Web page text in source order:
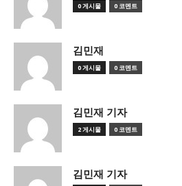
0 게시물 0 코멘트
김민재
0 게시물 0 코멘트
김민재 기자
2 게시물 0 코멘트
김민재 기자